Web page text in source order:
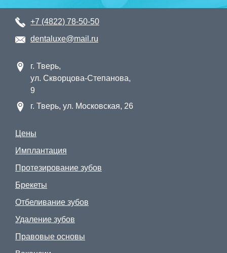
+7 (4822) 78-50-50
dentaluxe@mail.ru
г. Тверь,
ул. Скворцова-Степанова,
9
г. Тверь, ул. Московская, 26
Цены
Имплантация
Протезирование зубов
Брекеты
Отбеливание зубов
Удаление зубов
Правовые основы